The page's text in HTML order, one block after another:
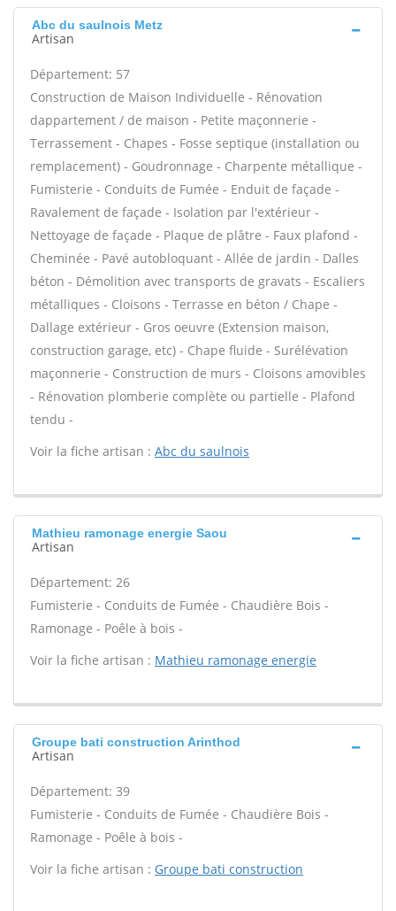
Abc du saulnois Metz
Artisan
Département: 57
Construction de Maison Individuelle - Rénovation
dappartement / de maison - Petite maçonnerie -
Terrassement - Chapes - Fosse septique (installation ou
remplacement) - Goudronnage - Charpente métallique -
Fumisterie - Conduits de Fumée - Enduit de façade -
Ravalement de façade - Isolation par l'extérieur -
Nettoyage de façade - Plaque de plâtre - Faux plafond -
Cheminée - Pavé autobloquant - Allée de jardin - Dalles
béton - Démolition avec transports de gravats - Escaliers
métalliques - Cloisons - Terrasse en béton / Chape -
Dallage extérieur - Gros oeuvre (Extension maison,
construction garage, etc) - Chape fluide - Surélévation
maçonnerie - Construction de murs - Cloisons amovibles
- Rénovation plomberie complète ou partielle - Plafond
tendu -
Voir la fiche artisan : Abc du saulnois
Mathieu ramonage energie Saou
Artisan
Département: 26
Fumisterie - Conduits de Fumée - Chaudière Bois -
Ramonage - Poêle à bois -
Voir la fiche artisan : Mathieu ramonage energie
Groupe bati construction Arinthod
Artisan
Département: 39
Fumisterie - Conduits de Fumée - Chaudière Bois -
Ramonage - Poêle à bois -
Voir la fiche artisan : Groupe bati construction